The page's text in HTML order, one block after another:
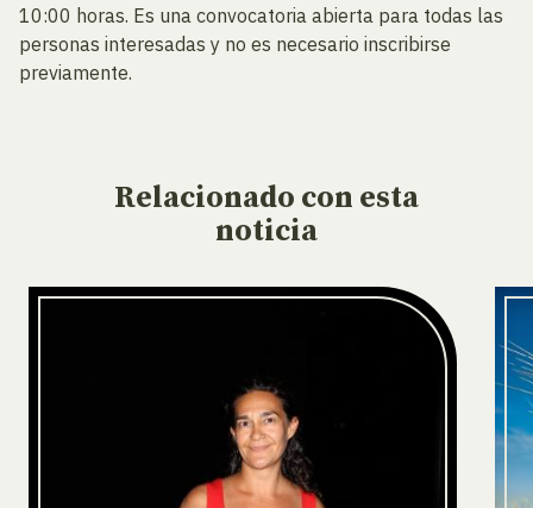
10:00 horas. Es una convocatoria abierta para todas las
personas interesadas y no es necesario inscribirse
previamente.
Relacionado con esta
noticia